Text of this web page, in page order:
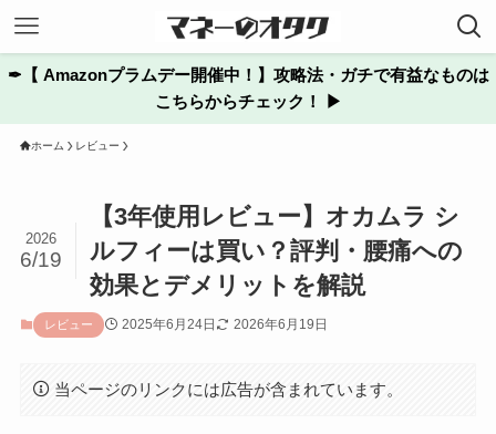
✒︎【 Amazonプラムデー開催中！】攻略法・ガチで有益なものは
こちらからチェック！ ▶
ホーム レビュー
【3年使用レビュー】オカムラ シ
ルフィーは買い？評判・腰痛への
効果とデメリットを解説
2026
6/19
レビュー 2025年6月24日 2026年6月19日
当ページのリンクには広告が含まれています。